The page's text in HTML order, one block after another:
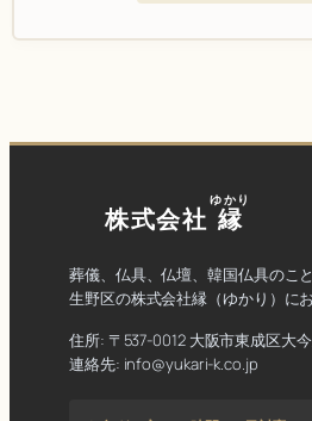
株式会社 縁
ゆかり
葬儀、仏具、仏壇、韓国仏具のこ
生野区の株式会社縁（ゆかり）に
住所: 〒537-0012 大阪市東成区大
連絡先: info@yukari-k.co.jp